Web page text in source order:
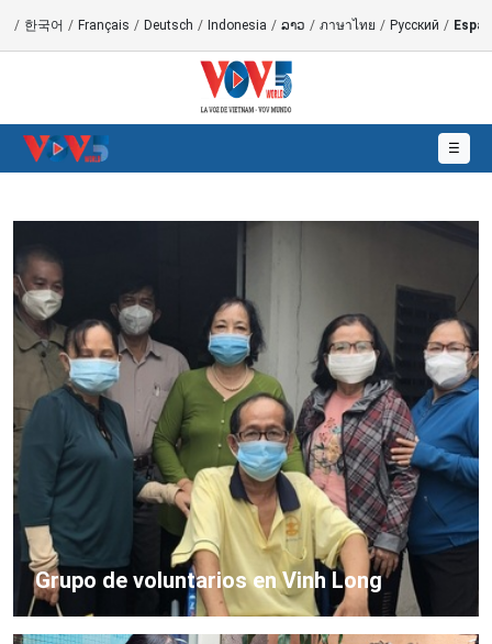
/ 한국어 / Français / Deutsch / Indonesia / ລາວ / ภาษาไทย / Русский /
☰
Grupo de voluntarios en Vinh Long